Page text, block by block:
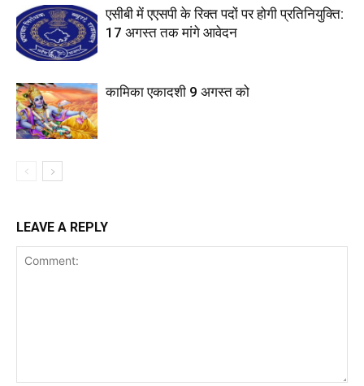
एसीबी में एएसपी के रिक्त पदों पर होगी प्रतिनियुक्ति:
17 अगस्त तक मांगे आवेदन
कामिका एकादशी 9 अगस्त को
LEAVE A REPLY